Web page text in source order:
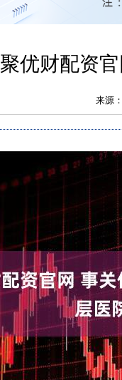
聚优财配资
来源